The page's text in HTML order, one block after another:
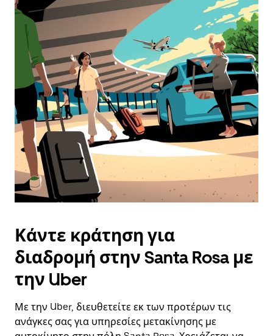
Κάντε κράτηση για
διαδρομή στην Santa Rosa με
την Uber
Με την Uber, διευθετείτε εκ των προτέρων τις
ανάγκες σας για υπηρεσίες μετακίνησης με